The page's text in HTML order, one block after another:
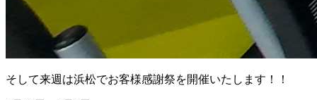
そして来週は浜松でお客様感謝祭を開催いたします！！